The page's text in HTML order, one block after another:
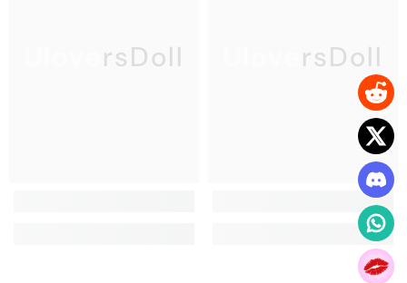
UloversDoll UloversDoll